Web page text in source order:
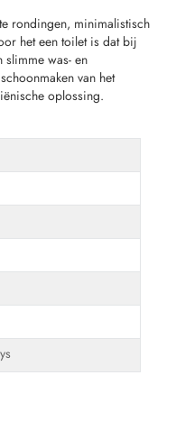
rondingen, minimalistisch
het een toilet is dat bij
slimme was- en
van het
oplossing.